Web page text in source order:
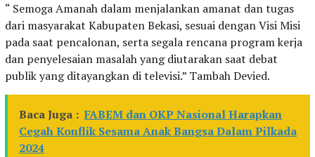
“ Semoga Amanah dalam menjalankan amanat dan tugas
dari masyarakat Kabupaten Bekasi, sesuai dengan Visi Misi
pada saat pencalonan, serta segala rencana program kerja
dan penyelesaian masalah yang diutarakan saat debat
publik yang ditayangkan di televisi.” Tambah Devied.
Baca Juga : FABEM dan OKP Nasional Harapkan
Cegah Konflik Sesama Anak Bangsa Dalam Pilkada
2024